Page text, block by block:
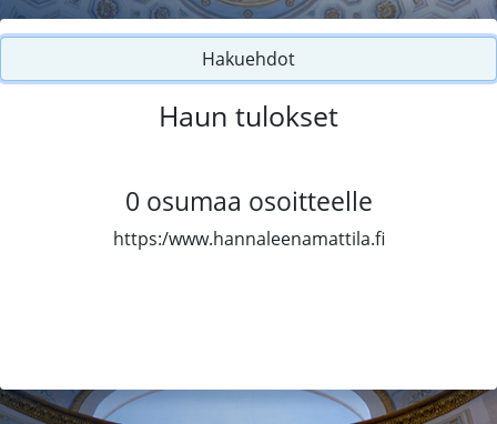
Hakuehdot
Haun tulokset
0 osumaa osoitteelle
https:/www.hannaleenamattila.fi